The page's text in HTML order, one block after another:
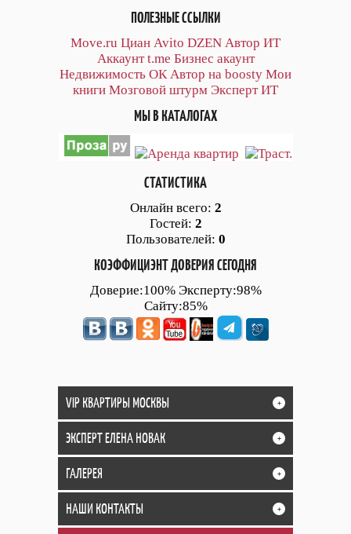
ПОЛЕЗНЫЕ ССЫЛКИ
Move.ru Циан Avito DZEN Автор ИТ
Аккаунт t.me Бизнес акаунт
Недвижимость ОК Автор на boosty Мои
книги Мозговой штурм Эксперт ИТ
МЫ В КАТАЛОГАХ
СТАТИСТИКА
Онлайн всего: 2
Гостей: 2
Пользователей: 0
КОЭФФИЦИЭНТ ДОВЕРИЯ СЕГОДНЯ
Доверие:100% Эксперту:98%
Сайту:85%
VIP КВАРТИРЫ МОСКВЫ +
ЭКСПЕРТ ЕЛЕНА НОВАК +
ГАЛЕРЕЯ +
НАШИ КОНТАКТЫ +